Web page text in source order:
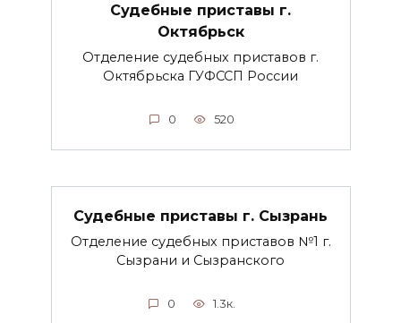
Судебные приставы г.
Октябрьск
Отделение судебных приставов г.
Октябрьска ГУФССП России
0 520
Судебные приставы г. Сызрань
Отделение судебных приставов №1 г.
Сызрани и Сызранского
0 1.3к.